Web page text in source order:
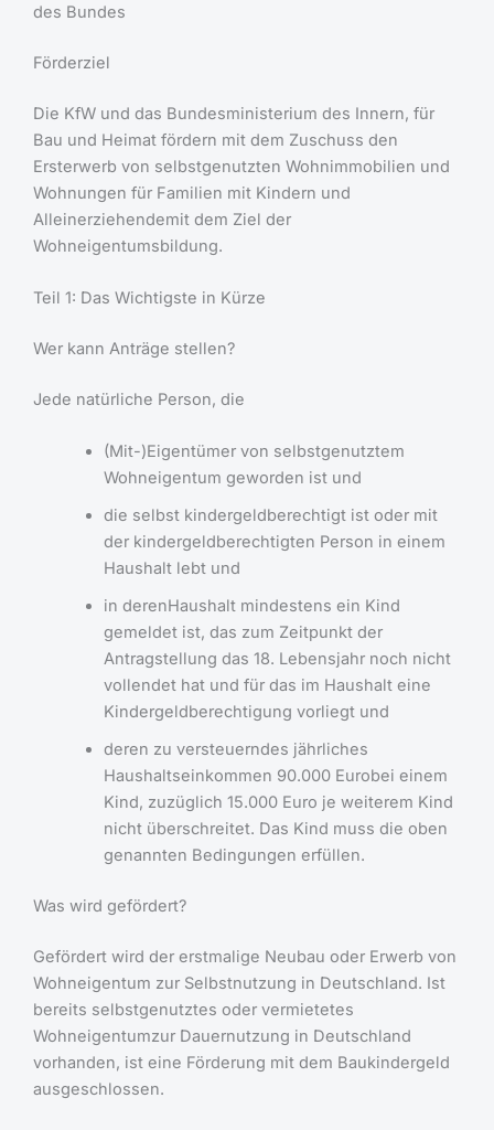
des Bundes
Förderziel
Die KfW und das Bundesministerium des Innern, für
Bau und Heimat fördern mit dem Zuschuss den
Ersterwerb von selbstgenutzten Wohnimmobilien und
Wohnungen für Familien mit Kindern und
Alleinerziehendemit dem Ziel der
Wohneigentumsbildung.
Teil 1: Das Wichtigste in Kürze
Wer kann Anträge stellen?
Jede natürliche Person, die
(Mit-)Eigentümer von selbstgenutztem
Wohneigentum geworden ist und
die selbst kindergeldberechtigt ist oder mit
der kindergeldberechtigten Person in einem
Haushalt lebt und
in derenHaushalt mindestens ein Kind
gemeldet ist, das zum Zeitpunkt der
Antragstellung das 18. Lebensjahr noch nicht
vollendet hat und für das im Haushalt eine
Kindergeldberechtigung vorliegt und
deren zu versteuerndes jährliches
Haushaltseinkommen 90.000 Eurobei einem
Kind, zuzüglich 15.000 Euro je weiterem Kind
nicht überschreitet. Das Kind muss die oben
genannten Bedingungen erfüllen.
Was wird gefördert?
Gefördert wird der erstmalige Neubau oder Erwerb von
Wohneigentum zur Selbstnutzung in Deutschland. Ist
bereits selbstgenutztes oder vermietetes
Wohneigentumzur Dauernutzung in Deutschland
vorhanden, ist eine Förderung mit dem Baukindergeld
ausgeschlossen.